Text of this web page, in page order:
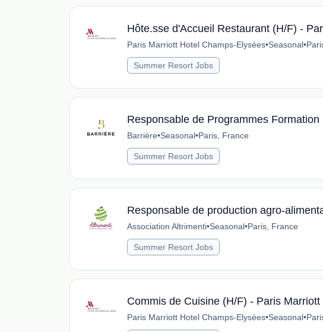
Hôte.sse d'Accueil Restaurant (H/F) -
Paris Marriott Hotel Champs-Elysées•Seasonal•
Summer Resort Jobs
Responsable de Programmes Formation
Barrière•Seasonal•Paris, France
Summer Resort Jobs
Responsable de production agro-
Association Altrimenti•Seasonal•Paris, France
Summer Resort Jobs
Commis de Cuisine (H/F) - Paris
Paris Marriott Hotel Champs-Elysées•Seasonal•